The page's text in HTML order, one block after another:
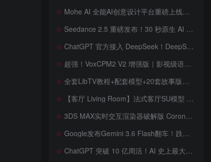
Mohe AI 全能AI创意设计平台重磅上线！一站式AI提示词词库·对话·绘画·画廊·推流AI创意神器与AIGC展示平台系统全面升级！
Seedance 2.5 重磅发布！30 秒原生 AI 视频、50 个多模态参考、原位编辑全上线，告别抽卡盲盒，AI 视频正式进入导演时代！
ChatGPT 官方接入 DeepSeek！DeepSeek V4 Flash 0731 重磅开源发布！AI 编程能力全面升级，支持识图、支持 Responses API，本地部署全攻略！
超强！VoxCPM2 V2 增强版｜影视级语音克隆，音色永久保存，文字转语音+AI声音克隆+方言 + ai语音设计+多人对话 + 字幕全搞定
全套LibTV教程+配套模型+20套故事版参考(含提示词)轻松学会AI短剧制作，全套教程走过路过不要错过想在家里赚钱的就学习起来
【客厅 Living Room】法式客厅SU模型 French-style living room SketchUp model
3DS MAX实时交互渲染器破解版 Corona Render 15 Hotfix 2 For 3ds Max 2018 ~ 2027 Win + 离线材质预设库
Google发布Gemini 3.6 Flash翻车！跌出全球智能榜前十！Google 新模型遭遇口碑争议，附个人一些使用体验——变慢/降智/弱智，Gemini现在真的是一团糟，Google版豆包！
ChatGPT 突破 10 亿周活！AI 史上最大用户奇迹背后，OpenAI 正面对一场百亿美元级商业挑战